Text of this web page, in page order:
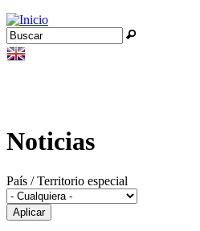
Jump to navigation
Formulario de búsqueda
Buscar
Noticias
País / Territorio especial